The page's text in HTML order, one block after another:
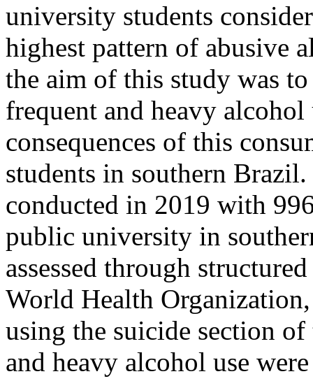
university students
highest pattern of abusive
the aim of this study was
frequent and heavy alcohol
consequences of this
students in southern
conducted in 2019 with
public university in
assessed through
World Health
using the suicide section
and heavy alcohol use